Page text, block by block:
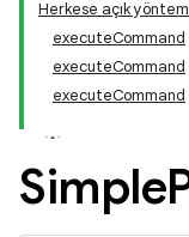
Herkese açık
executeCommand
executeCommand
executeCommand
Simple